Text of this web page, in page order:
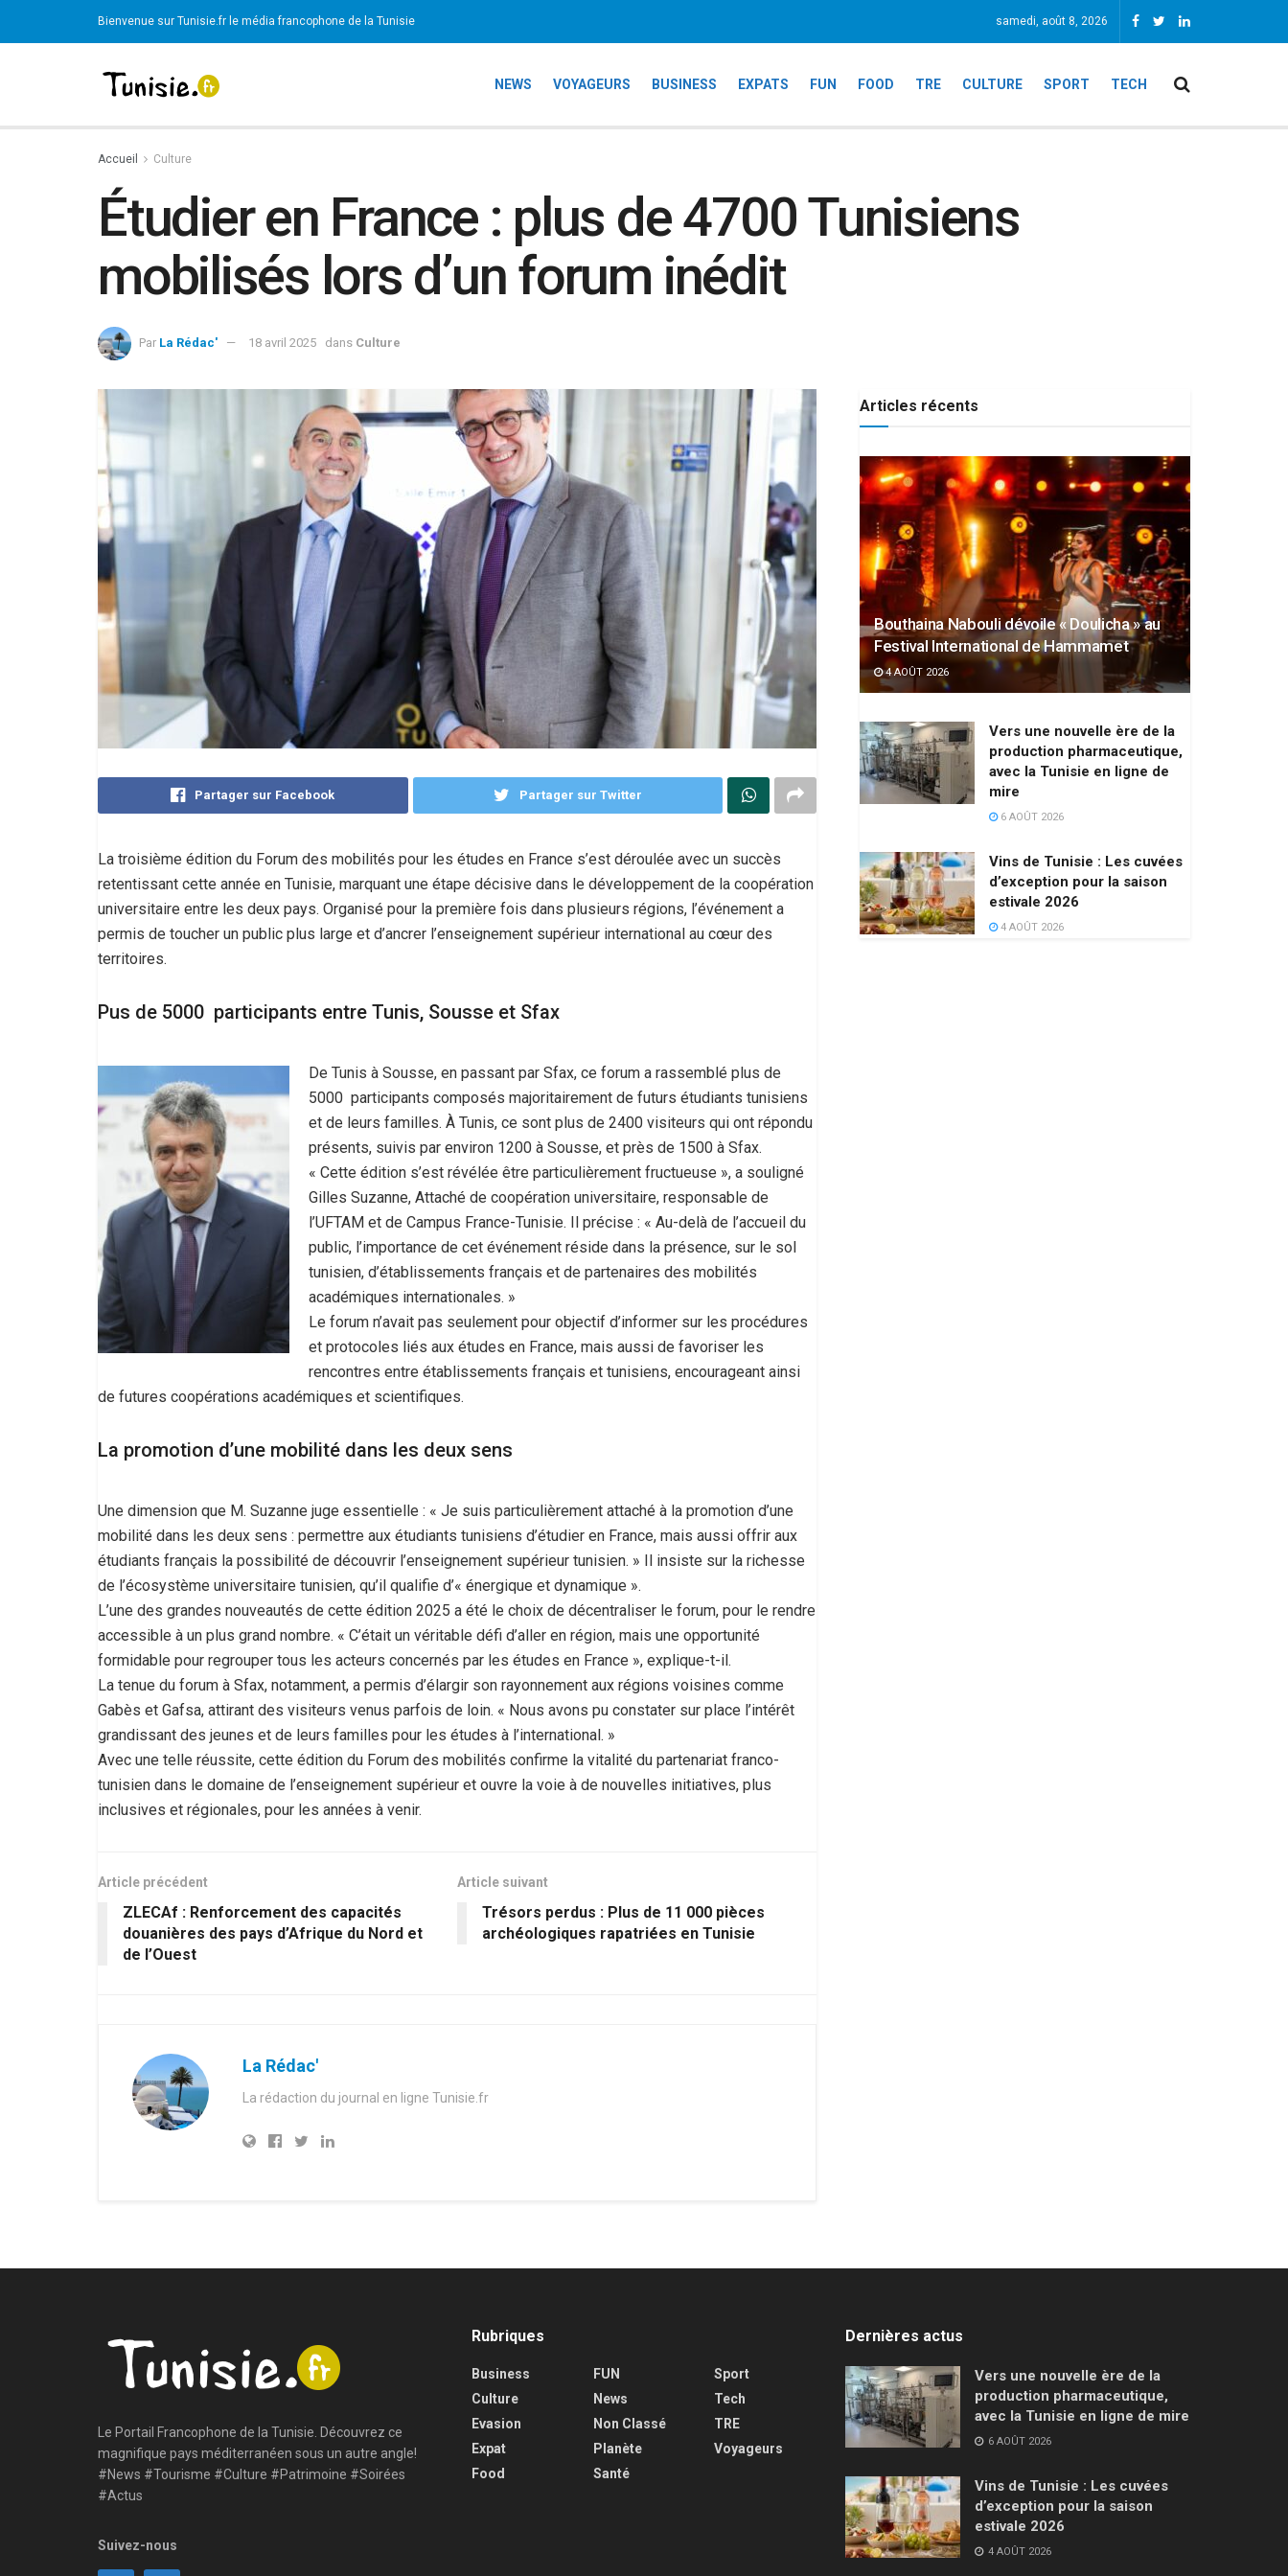
Bienvenue sur Tunisie.fr le média francophone de la Tunisie samedi, août 8, 2026
NEWS VOYAGEURS BUSINESS EXPATS FUN FOOD TRE CULTURE SPORT TECH
Accueil Culture
Étudier en France : plus de 4700 Tunisiens
mobilisés lors d’un forum inédit
Par La Rédac' 18 avril 2025 dans Culture
Partager sur Facebook Partager sur Twitter
La troisième édition du Forum des mobilités pour les études en France s’est déroulée avec un succès
retentissant cette année en Tunisie, marquant une étape décisive dans le développement de la coopération
universitaire entre les deux pays. Organisé pour la première fois dans plusieurs régions, l’événement a
permis de toucher un public plus large et d’ancrer l’enseignement supérieur international au cœur des
territoires.
Pus de 5000 participants entre Tunis, Sousse et Sfax
De Tunis à Sousse, en passant par Sfax, ce forum a rassemblé plus de
5000 participants composés majoritairement de futurs étudiants tunisiens
et de leurs familles. À Tunis, ce sont plus de 2400 visiteurs qui ont répondu
présents, suivis par environ 1200 à Sousse, et près de 1500 à Sfax.
« Cette édition s’est révélée être particulièrement fructueuse », a souligné
Gilles Suzanne, Attaché de coopération universitaire, responsable de
l’UFTAM et de Campus France-Tunisie. Il précise : « Au-delà de l’accueil du
public, l’importance de cet événement réside dans la présence, sur le sol
tunisien, d’établissements français et de partenaires des mobilités
académiques internationales. »
Le forum n’avait pas seulement pour objectif d’informer sur les procédures
et protocoles liés aux études en France, mais aussi de favoriser les
rencontres entre établissements français et tunisiens, encourageant ainsi
de futures coopérations académiques et scientifiques.
La promotion d’une mobilité dans les deux sens
Une dimension que M. Suzanne juge essentielle : « Je suis particulièrement attaché à la promotion d’une
mobilité dans les deux sens : permettre aux étudiants tunisiens d’étudier en France, mais aussi offrir aux
étudiants français la possibilité de découvrir l’enseignement supérieur tunisien. » Il insiste sur la richesse
de l’écosystème universitaire tunisien, qu’il qualifie d’« énergique et dynamique ».
L’une des grandes nouveautés de cette édition 2025 a été le choix de décentraliser le forum, pour le rendre
accessible à un plus grand nombre. « C’était un véritable défi d’aller en région, mais une opportunité
formidable pour regrouper tous les acteurs concernés par les études en France », explique-t-il.
La tenue du forum à Sfax, notamment, a permis d’élargir son rayonnement aux régions voisines comme
Gabès et Gafsa, attirant des visiteurs venus parfois de loin. « Nous avons pu constater sur place l’intérêt
grandissant des jeunes et de leurs familles pour les études à l’international. »
Avec une telle réussite, cette édition du Forum des mobilités confirme la vitalité du partenariat franco-
tunisien dans le domaine de l’enseignement supérieur et ouvre la voie à de nouvelles initiatives, plus
inclusives et régionales, pour les années à venir.
Article précédent
ZLECAf : Renforcement des capacités
douanières des pays d’Afrique du Nord et
de l’Ouest
Article suivant
Trésors perdus : Plus de 11 000 pièces
archéologiques rapatriées en Tunisie
La Rédac'
La rédaction du journal en ligne Tunisie.fr
Articles récents
Bouthaina Nabouli dévoile « Doulicha » au
Festival International de Hammamet
4 AOÛT 2026
Vers une nouvelle ère de la
production pharmaceutique,
avec la Tunisie en ligne de
mire
6 AOÛT 2026
Vins de Tunisie : Les cuvées
d’exception pour la saison
estivale 2026
4 AOÛT 2026
Le Portail Francophone de la Tunisie. Découvrez ce
magnifique pays méditerranéen sous un autre angle!
#News #Tourisme #Culture #Patrimoine #Soirées
#Actus
Suivez-nous
Rubriques
Business
Culture
Evasion
Expat
Food
FUN
News
Non Classé
Planète
Santé
Sport
Tech
TRE
Voyageurs
Dernières actus
Vers une nouvelle ère de la
production pharmaceutique,
avec la Tunisie en ligne de mire
6 AOÛT 2026
Vins de Tunisie : Les cuvées
d’exception pour la saison
estivale 2026
4 AOÛT 2026